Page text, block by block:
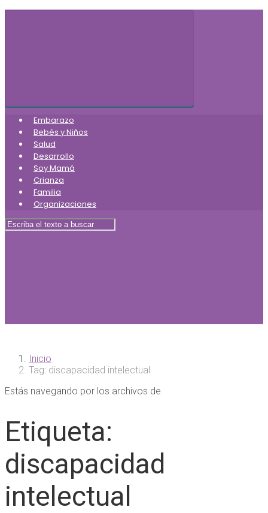
Embarazo
Bebés y Niños
Salud
Desarrollo
Soy Mamá
Crianza
Familia
Organizaciones
Inicio
Tag: discapacidad intelectual
Estás navegando por los archivos de
Etiqueta:
discapacidad
intelectual